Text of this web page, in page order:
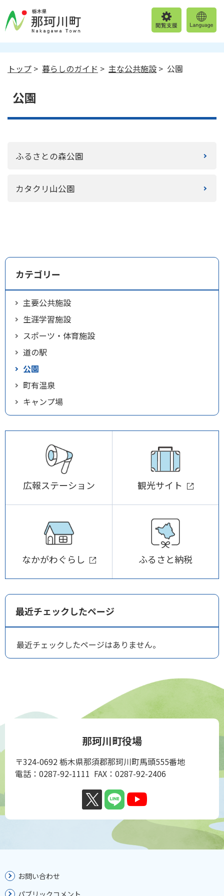
トップ > 暮らしのガイド > 主な公共施設 > 公園
公園
ふるさとの森公園
カタクリ山公園
カテゴリー
主要公共施設
生涯学習施設
スポーツ・体育施設
道の駅
公園
町有温泉
キャンプ場
広報ステーション 観光サイト
なかがわぐらし ふるさと納税
最近チェックしたページ
最近チェックしたページはありません。
那珂川町役場
〒324-0692 栃木県那須郡那珂川町馬頭555番地
電話：0287-92-1111 FAX：0287-92-2406
お問い合わせ
パブリックコメント